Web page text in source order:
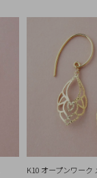
K10 オープンワーク